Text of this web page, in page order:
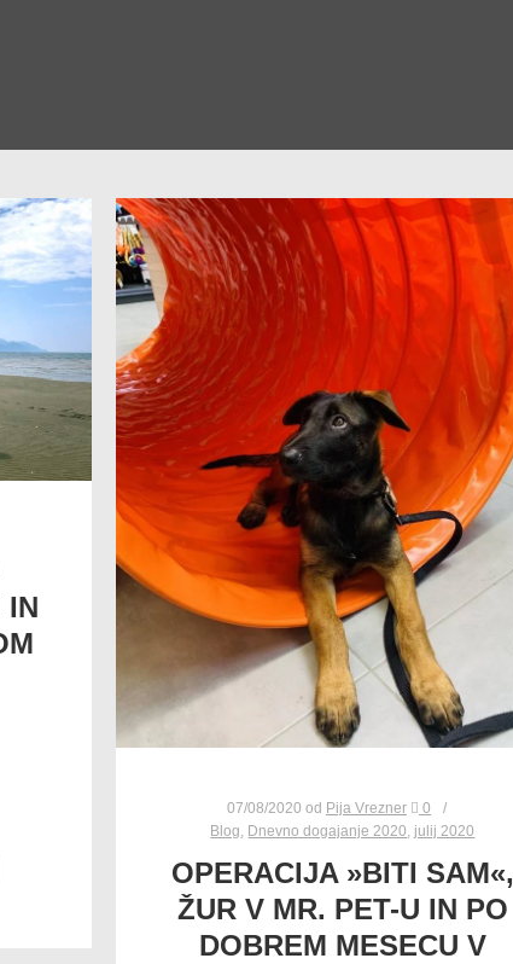
IN
07/08/2020 od Pija Vrezner
0
Blog
Dnevno dogajanje 2020 julij 2020
OPERACIJA »BITI SAM«,
ŽUR V MR. PET-U IN PO
DOBREM MESECU V